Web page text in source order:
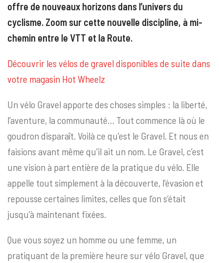
offre de nouveaux horizons dans l’univers du
cyclisme. Zoom sur cette nouvelle discipline, à mi-
chemin entre le VTT et la Route.
Découvrir les vélos de gravel disponibles de suite dans
votre magasin Hot Wheelz
Un vélo Gravel apporte des choses simples : la liberté,
l’aventure, la communauté… Tout commence là où le
goudron disparaît. Voilà ce qu’est le Gravel. Et nous en
faisions avant même qu’il ait un nom. Le Gravel, c’est
une vision à part entière de la pratique du vélo. Elle
appelle tout simplement à la découverte, l’évasion et
repousse certaines limites, celles que l’on s’était
jusqu’à maintenant fixées.
Que vous soyez un homme ou une femme, un
pratiquant de la première heure sur vélo Gravel, que